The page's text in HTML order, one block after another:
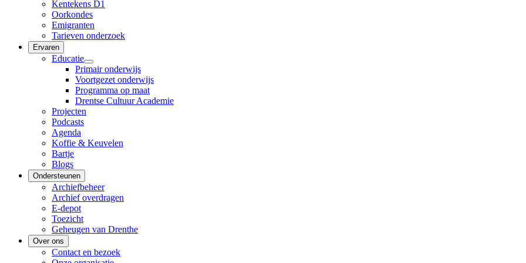
Kentekens D1
Oorkondes
Emigranten
Tarieven onderzoek
Ervaren
Educatie
Primair onderwijs
Voortgezet onderwijs
Programma op maat
Drentse Cultuur Academie
Projecten
Podcasts
Agenda
Koffie & Keuvelen
Bartje
Blogs
Ondersteunen
Archiefbeheer
Archief overdragen
E-depot
Toezicht
Geheugen van Drenthe
Over ons
Contact en bezoek